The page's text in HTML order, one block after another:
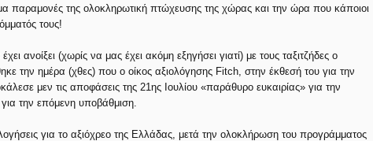
παραμονές της ολοκληρωτική πτώχευσης της χώρας και την ώρα που κάποιοι
τους!
ανοίξει (χωρίς να μας έχει ακόμη εξηγήσει γιατί) με τους ταξιτζήδες ο
την ημέρα (χθες) που ο οίκος αξιολόγησης Fitch, στην έκθεσή του για την
μεν τις αποφάσεις της 21ης Ιουλίου «παράθυρο ευκαιρίας» για την
την επόμενη υποβάθμιση.
για το αξιόχρεο της Ελλάδας, μετά την ολοκλήρωση του προγράμματος